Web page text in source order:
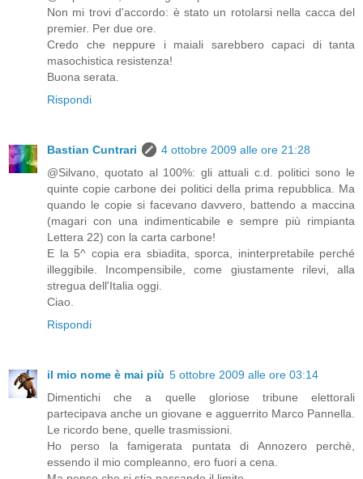
Non mi trovi d'accordo: è stato un rotolarsi nella cacca del
premier. Per due ore.
Credo che neppure i maiali sarebbero capaci di tanta
masochistica resistenza!
Buona serata.
Rispondi
Bastian Cuntrari
4 ottobre 2009 alle ore 21:28
@Silvano, quotato al 100%: gli attuali c.d. politici sono le
quinte copie carbone dei politici della prima repubblica. Ma
quando le copie si facevano davvero, battendo a maccina
(magari con una indimenticabile e sempre più rimpianta
Lettera 22) con la carta carbone!
E la 5^ copia era sbiadita, sporca, ininterpretabile perché
illeggibile. Incompensibile, come giustamente rilevi, alla
stregua dell'Italia oggi.
Ciao.
Rispondi
il mio nome è mai più 5 ottobre 2009 alle ore 03:14
Dimentichi che a quelle gloriose tribune elettorali
partecipava anche un giovane e agguerrito Marco Pannella.
Le ricordo bene, quelle trasmissioni.
Ho perso la famigerata puntata di Annozero perchè,
essendo il mio compleanno, ero fuori a cena.